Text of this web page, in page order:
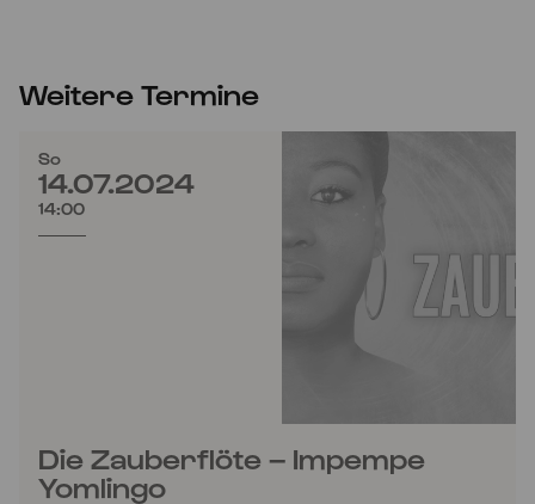
Weitere Termine
So
14.07.2024
14:00
Die Zauberflöte – Impempe
Yomlingo